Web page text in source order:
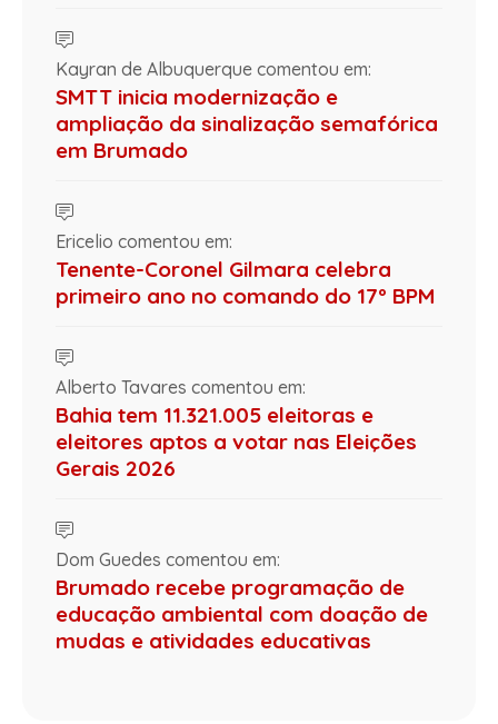
Kayran de Albuquerque comentou em:
SMTT inicia modernização e
ampliação da sinalização semafórica
em Brumado
Ericelio comentou em:
Tenente-Coronel Gilmara celebra
primeiro ano no comando do 17º BPM
Alberto Tavares comentou em:
Bahia tem 11.321.005 eleitoras e
eleitores aptos a votar nas Eleições
Gerais 2026
Dom Guedes comentou em:
Brumado recebe programação de
educação ambiental com doação de
mudas e atividades educativas